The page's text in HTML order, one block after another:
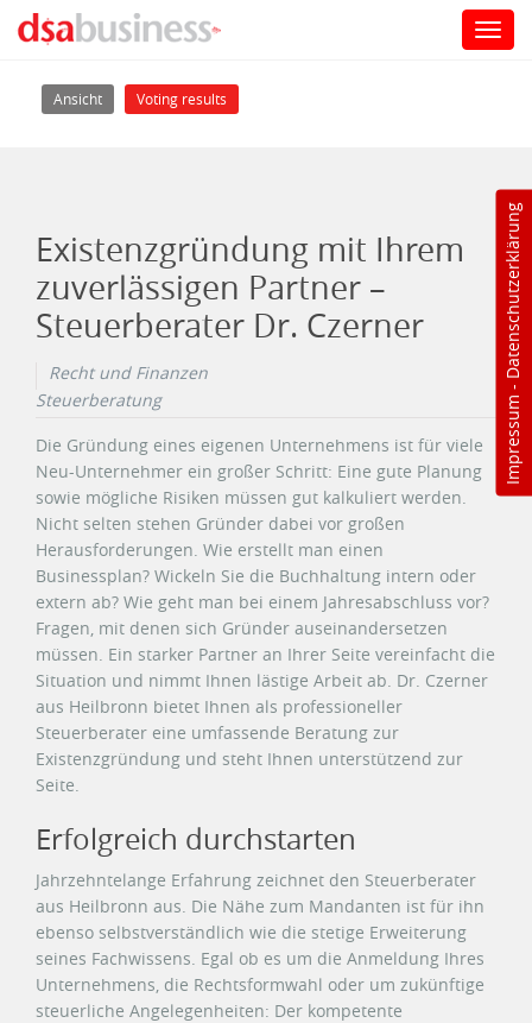
Impressum
-
Datenschutzerklärung
Haupt-Reiter
Ansicht (aktiver Reiter)
Voting results
Existenzgründung mit Ihrem
zuverlässigen Partner –
Steuerberater Dr. Czerner
Recht und Finanzen
Steuerberatung
Die Gründung eines eigenen Unternehmens ist für viele
Neu-Unternehmer ein großer Schritt: Eine gute Planung
sowie mögliche Risiken müssen gut kalkuliert werden.
Nicht selten stehen Gründer dabei vor großen
Herausforderungen. Wie erstellt man einen
Businessplan? Wickeln Sie die Buchhaltung intern oder
extern ab? Wie geht man bei einem Jahresabschluss vor?
Fragen, mit denen sich Gründer auseinandersetzen
müssen. Ein starker Partner an Ihrer Seite vereinfacht die
Situation und nimmt Ihnen lästige Arbeit ab. Dr. Czerner
aus Heilbronn bietet Ihnen als professioneller
Steuerberater eine umfassende Beratung zur
Existenzgründung und steht Ihnen unterstützend zur
Seite.
Erfolgreich durchstarten
Jahrzehntelange Erfahrung zeichnet den Steuerberater
aus Heilbronn aus. Die Nähe zum Mandanten ist für ihn
ebenso selbstverständlich wie die stetige Erweiterung
seines Fachwissens. Egal ob es um die Anmeldung Ihres
Unternehmens, die Rechtsformwahl oder um zukünftige
steuerliche Angelegenheiten: Der kompetente